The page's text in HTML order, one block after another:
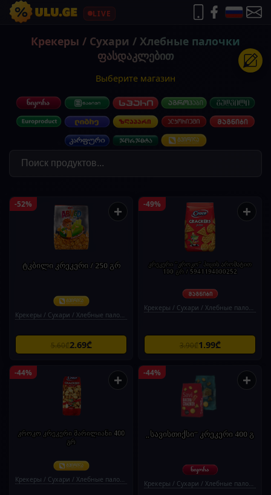
LIVE
Крекеры / Сухари / Хлебные палочки
ფასდაკლებით
Выберите магазин
-52% +
ტკბილი კრეკერი / 250 გრ
Крекеры / Сухари / Хлебные палочки
5.60₾2.69₾
-49% +
კრეკერი "კროკო" პიცის არომატით
100 გრ / 5941194000252
Крекеры / Сухари / Хлебные палочки
3.90₾1.99₾
-44% +
კროკო კრეკერი მარილიანი 400
გრ
Крекеры / Сухари / Хлебные палочки
-44% +
„სავისთიქსი“ კრეკერი 400 გ
Крекеры / Сухари / Хлебные палочки